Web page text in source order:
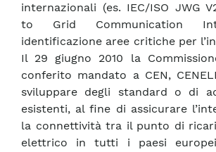
internazionali (es. IEC/ISO JWG
to Grid Communication
identificazione aree critiche per
Il 29 giugno 2010 la
conferito mandato a CEN,
sviluppare degli standard o di
esistenti, al fine di assicurare
la connettività tra il punto di
elettrico in tutti i paesi